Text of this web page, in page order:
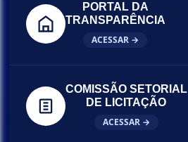
PORTAL DA
TRANSPARÊNCIA
ACESSAR →
COMISSÃO SETORIAL
DE LICITAÇÃO
ACESSAR →